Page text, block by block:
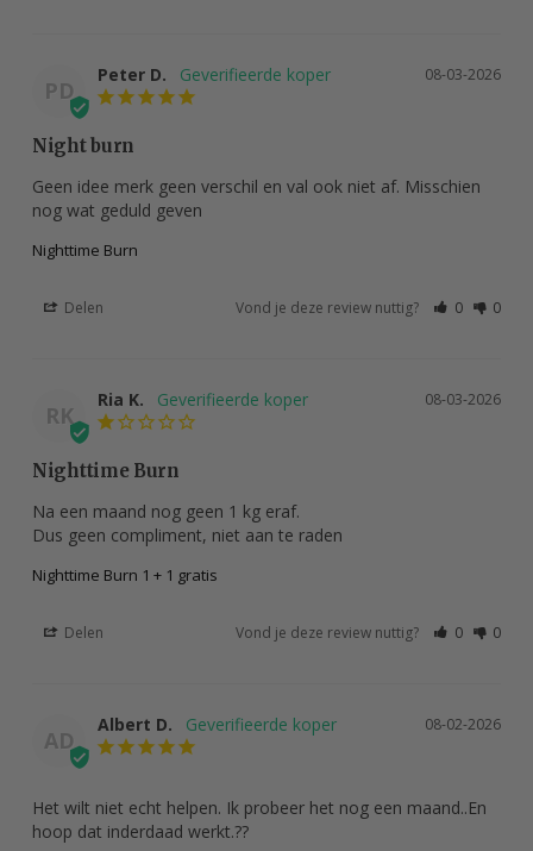
PD
08-03-2026
Peter D.
Night burn
Geen idee merk geen verschil en val ook niet af. Misschien
nog wat geduld geven
Nighttime Burn
Delen Vond je deze review nuttig? 0 0
RK
08-03-2026
Ria K.
Nighttime Burn
Na een maand nog geen 1 kg eraf.
Dus geen compliment, niet aan te raden
Nighttime Burn 1 + 1 gratis
Delen Vond je deze review nuttig? 0 0
AD
08-02-2026
Albert D.
Het wilt niet echt helpen. Ik probeer het nog een maand..En
hoop dat inderdaad werkt.??